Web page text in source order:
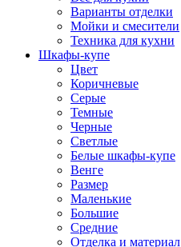
Варианты отделки
Мойки и смесители
Техника для кухни
Шкафы-купе
Цвет
Коричневые
Серые
Темные
Черные
Светлые
Белые шкафы-купе
Венге
Размер
Маленькие
Большие
Средние
Отделка и материал